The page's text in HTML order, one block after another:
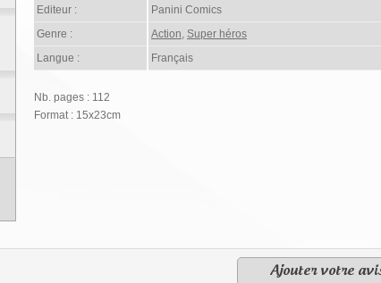
Editeur :
Panini Comics
Genre :
Action, Super héros
Langue :
Français
Nb. pages : 112
Format : 15x23cm
Ajouter votre